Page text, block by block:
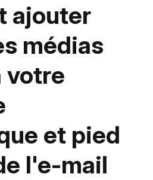
ajouter
médias
votre
et pied
l'e-mail